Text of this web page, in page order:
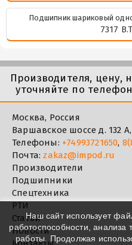
Подшипник шариковый
7317
Производителя,
уточняйте по
Москва, Россия
Варшавское шоссе д. 132 А,
Телефоны: +74993721650,
Почта:zakaz@impod.ru
Производители
Подшипники
Спецтехника
РТИ
Статьи
Новости
Наш сайт использует
работоспособности,
работы. Продолжая